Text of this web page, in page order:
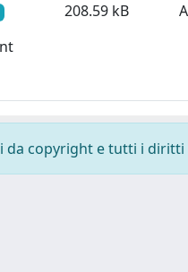
208.59 kB
copyright e tutti i